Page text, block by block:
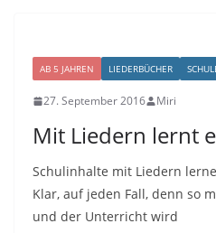
AB 5 JAHREN LIEDERBÜCHER
27. September 2016 Miri
Mit Liedern lernt
Schulinhalte mit Liedern
Klar, auf jeden Fall, denn so
und der Unterricht wird